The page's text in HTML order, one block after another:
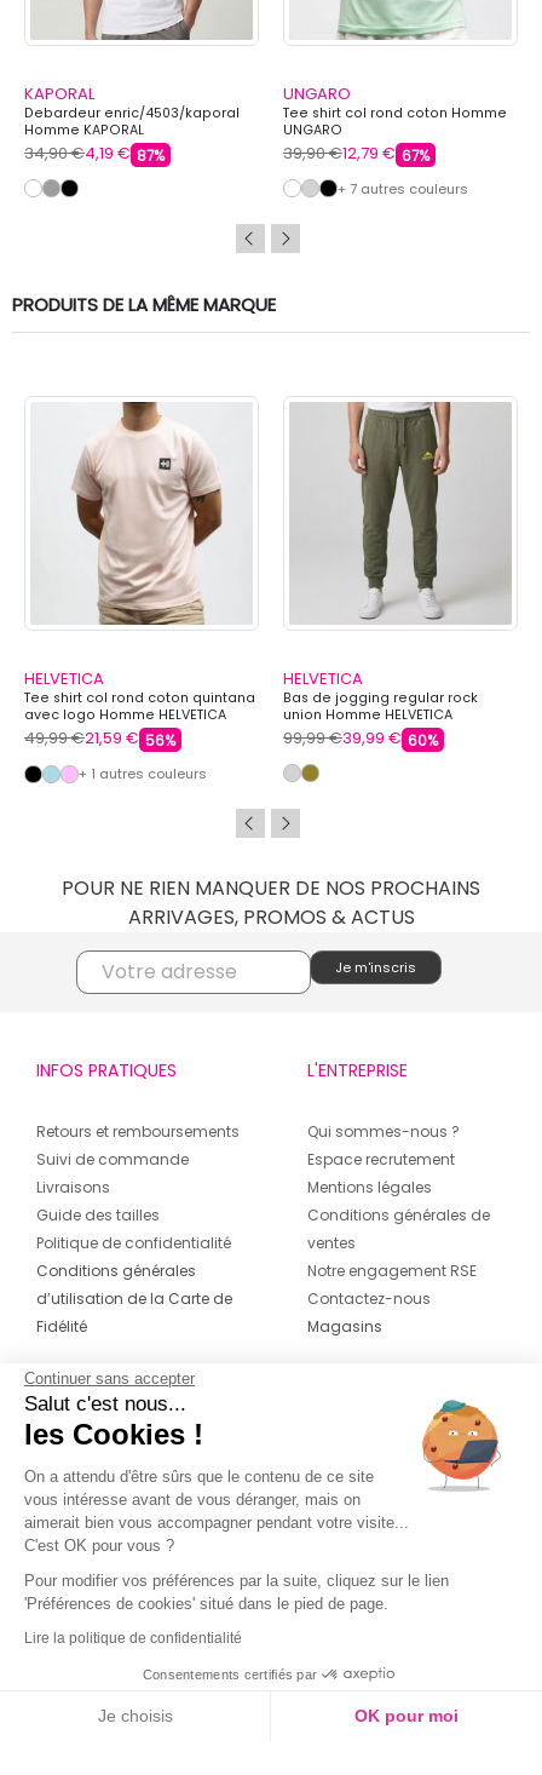
KAPORAL
Debardeur enric/4503/kaporal
Homme KAPORAL
34,90 €4,19 € 87%
UNGARO
Tee shirt col rond coton Homme
UNGARO
39,90 €12,79 € 67%
+ 7 autres couleurs
PRODUITS DE LA MÊME MARQUE
HELVETICA
Tee shirt col rond coton quintana
avec logo Homme HELVETICA
49,99 €21,59 € 56%
+ 1 autres couleurs
HELVETICA
Bas de jogging regular rock
union Homme HELVETICA
99,99 €39,99 € 60%
POUR NE RIEN MANQUER DE NOS PROCHAINS
ARRIVAGES, PROMOS & ACTUS
INFOS PRATIQUES
Retours et remboursements
Suivi de commande
Livraisons
Guide des tailles
Politique de confidentialité
Conditions générales
d’utilisation de la Carte de
Fidélité
L'ENTREPRISE
Qui sommes-nous ?
Espace recrutement
Mentions légales
Conditions générales de
ventes
Notre engagement RSE
Contactez-nous
Magasins
CONTACT
04 42 20 78 42
Du lundi au jeudi de 8h30 à 16h30 & le
vendredi de 8h30 à 15h30
Continuer sans accepter
Salut c'est nous...
les Cookies !
On a attendu d'être sûrs que le contenu de ce site
vous intéresse avant de vous déranger, mais on
aimerait bien vous accompagner pendant votre visite...
C'est OK pour vous ?
Pour modifier vos préférences par la suite, cliquez sur le lien
'Préférences de cookies' situé dans le pied de page.
Lire la politique de confidentialité
Consentements certifiés par
Je choisis OK pour moi